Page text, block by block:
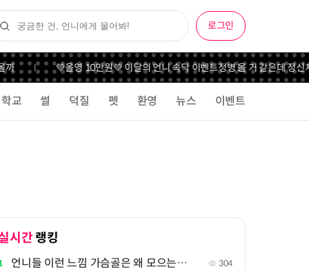
로그인
💚올영 10만원💚 이달의 언니 속닥 이벤트정병 올 거 같은데 정신
학교 썰 덕질 펫 환영 뉴스 이벤트
시간 랭킹
언니들 이런 느낌 가슴골은 왜 모으는지 궁금해 304